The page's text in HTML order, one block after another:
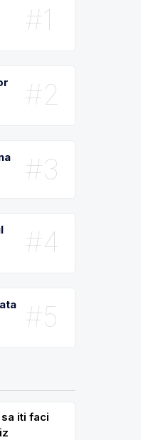
#1
#2
#3
#4
#5
sa iti faci